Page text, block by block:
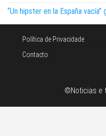
“Un hipster en la España
Política de Privacidade
Contacto
©Noticias e